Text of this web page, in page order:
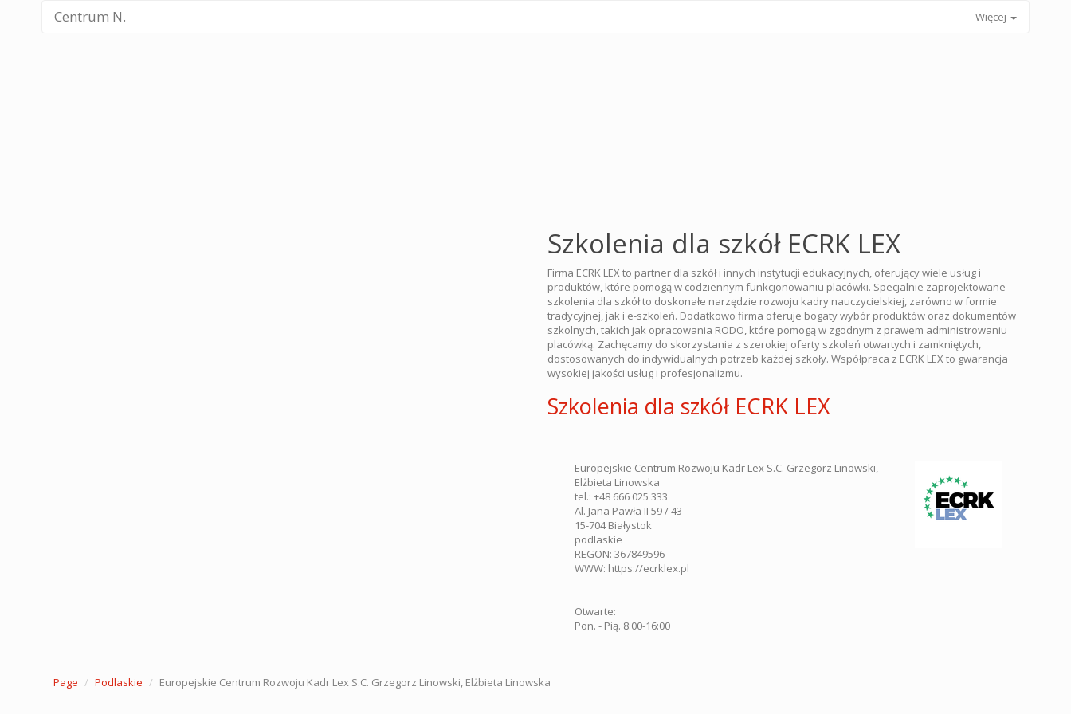
Centrum N. Więcej
Szkolenia dla szkół ECRK LEX
Firma ECRK LEX to partner dla szkół i innych instytucji edukacyjnych, oferujący wiele usług i
produktów, które pomogą w codziennym funkcjonowaniu placówki. Specjalnie zaprojektowane
szkolenia dla szkół to doskonałe narzędzie rozwoju kadry nauczycielskiej, zarówno w formie
tradycyjnej, jak i e-szkoleń. Dodatkowo firma oferuje bogaty wybór produktów oraz dokumentów
szkolnych, takich jak opracowania RODO, które pomogą w zgodnym z prawem administrowaniu
placówką. Zachęcamy do skorzystania z szerokiej oferty szkoleń otwartych i zamkniętych,
dostosowanych do indywidualnych potrzeb każdej szkoły. Współpraca z ECRK LEX to gwarancja
wysokiej jakości usług i profesjonalizmu.
Szkolenia dla szkół ECRK LEX
Europejskie Centrum Rozwoju Kadr Lex S.C. Grzegorz Linowski,
Elżbieta Linowska
tel.: +48 666 025 333
Al. Jana Pawła II 59 / 43
15-704 Białystok
podlaskie
REGON: 367849596
WWW: https://ecrklex.pl
Otwarte:
Pon. - Pią. 8:00-16:00
Page Podlaskie Europejskie Centrum Rozwoju Kadr Lex S.C. Grzegorz Linowski, Elżbieta Linowska